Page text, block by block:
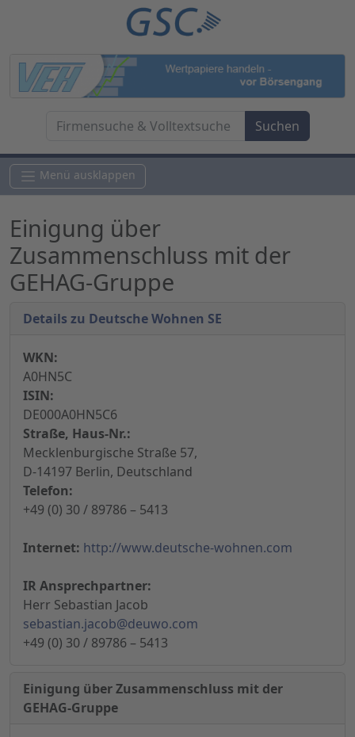
Menü ausklappen
Einigung über
Zusammenschluss mit der
GEHAG-Gruppe
Details zu Deutsche Wohnen SE
WKN:
A0HN5C
ISIN:
DE000A0HN5C6
Straße, Haus-Nr.:
Mecklenburgische Straße 57,
D-14197 Berlin, Deutschland
Telefon:
+49 (0) 30 / 89786 – 5413
Internet: http://www.deutsche-wohnen.com
IR Ansprechpartner:
Herr Sebastian Jacob
sebastian.jacob@deuwo.com
+49 (0) 30 / 89786 – 5413
Einigung über Zusammenschluss mit der
GEHAG-Gruppe